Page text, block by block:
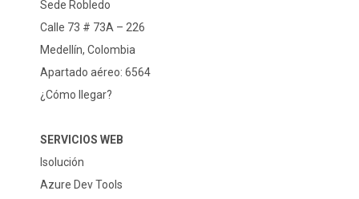
Sede Robledo
Calle 73 # 73A – 226
Medellín, Colombia
Apartado aéreo: 6564
¿Cómo llegar?
SERVICIOS WEB
Isolución
Azure Dev Tools